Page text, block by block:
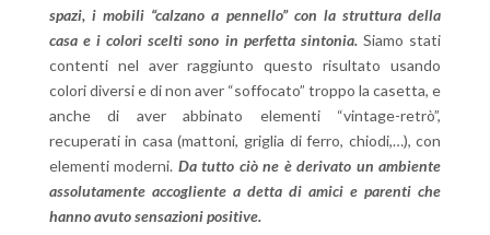
spazi, i mobili “calzano a pennello” con la struttura della
casa e i colori scelti sono in perfetta sintonia.Siamo stati
contenti nel aver raggiunto questo risultato usando
colori diversi e di non aver “soffocato” troppo la casetta, e
anche di aver abbinato elementi “vintage-retrò”,
recuperati in casa (mattoni, griglia di ferro, chiodi,…), con
elementi moderni. Da tutto ciò ne è derivato un ambiente
assolutamente accogliente a detta di amici e parenti che
hanno avuto sensazioni positive.